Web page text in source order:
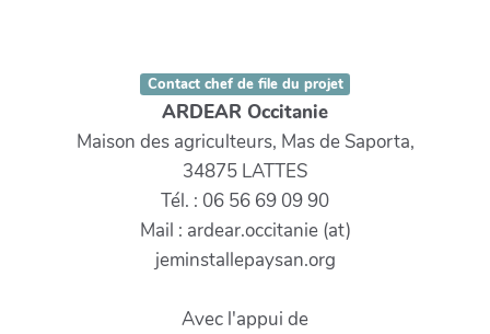
Contact chef de file du projet
ARDEAR Occitanie
Maison des agriculteurs, Mas de Saporta,
34875 LATTES
Tél. : 06 56 69 09 90
Mail : ardear.occitanie (at)
jeminstallepaysan.org
Avec l'appui de